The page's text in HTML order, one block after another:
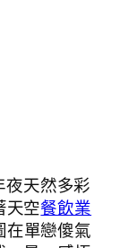
夜天然多彩
天空餐飲業
在單戀傻氣